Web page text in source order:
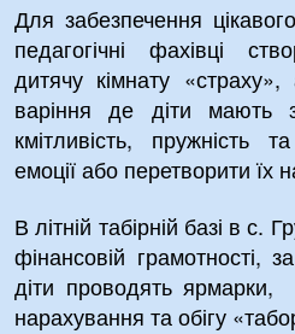
Для забезпечення
педагогічні фахівці
дитячу кімнату
варіння де діти мають
кмітливість, пружність
емоції або перетворити їх
В літній табірній базі в с.
фінансовій грамотності,
діти проводять
нарахування та обігу